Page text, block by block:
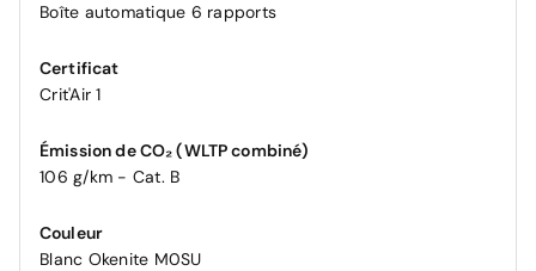
Boîte automatique 6 rapports
Certificat
Crit'Air 1
Émission de CO₂ (WLTP combiné)
106 g/km - Cat. B
Couleur
Blanc Okenite M0SU